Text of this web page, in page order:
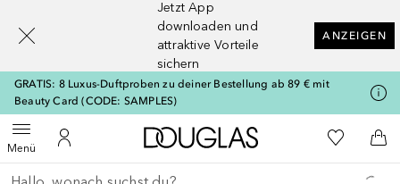
Jetzt App
downloaden und
attraktive Vorteile
sichern
ANZEIGEN
GRATIS: 8 Luxus-Duftproben zu deiner Bestellung ab 89 € mit
Beauty Card (CODE: SAMPLES)
MenüMenü öffnenZu Meinem Kundenkonto
Zur Douglas Startseite
Zu Meiner
Gehe zurück
Suche ausführen
[navigation.slideout.screenreader]